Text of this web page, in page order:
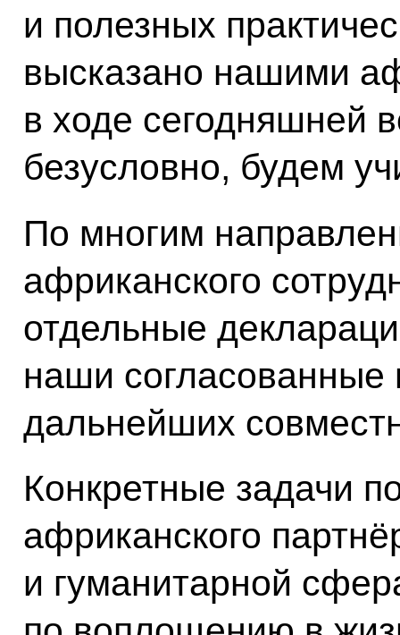
и полезных
высказано нашими
в ходе сегодняшней
безусловно, будем
По многим
африканского
отдельные
наши
дальнейших
Конкретные задачи
африканского
и гуманитарной